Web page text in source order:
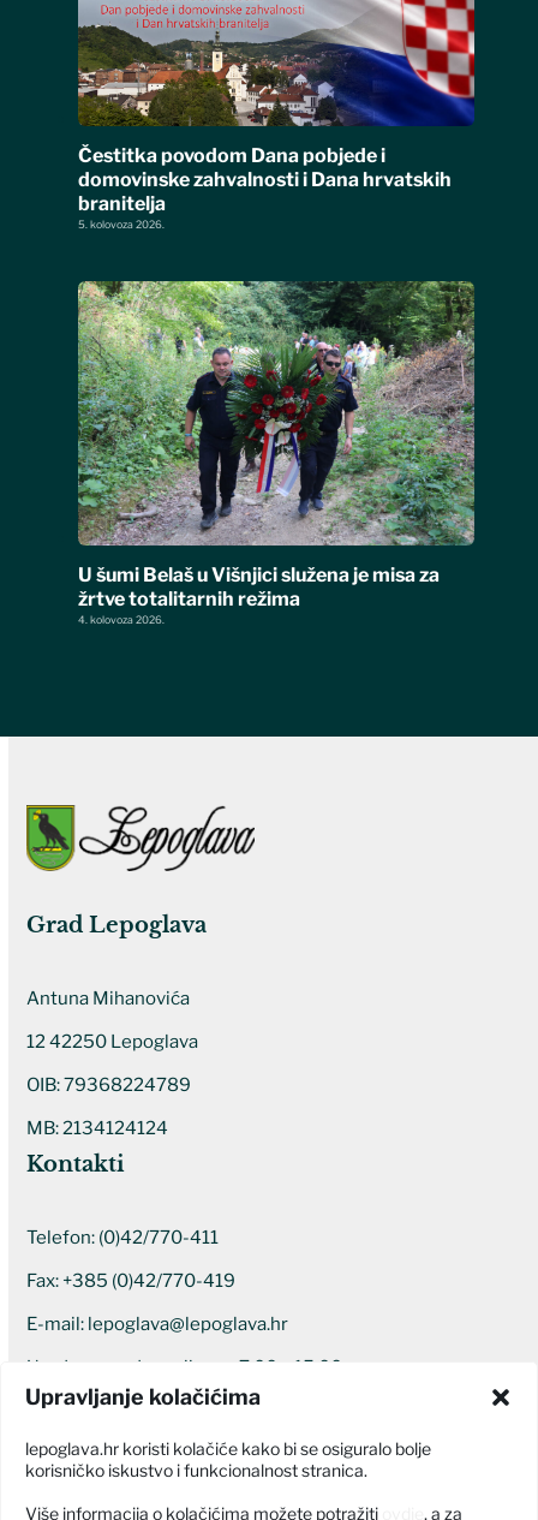
Upravljanje kolačićima
lepoglava.hr koristi kolačiće kako bi se osiguralo bolje
korisničko iskustvo i funkcionalnost stranica.
Više informacija o kolačićima možete potražiti , a za
Čestitka povodom Dana pobjede i
domovinske zahvalnosti i Dana hrvatskih
branitelja
5. kolovoza 2026.
U šumi Belaš u Višnjici služena je misa za
žrtve totalitarnih režima
4. kolovoza 2026.
Grad Lepoglava
Antuna Mihanovića
12 42250 Lepoglava
OIB: 79368224789
MB: 2134124124
Kontakti
Telefon: (0)42/770-411
Fax: +385 (0)42/770-419
E-mail: lepoglava@lepoglava.hr
Uredovno radno vrijeme: 7:00 – 15:00
Ostali kontakti